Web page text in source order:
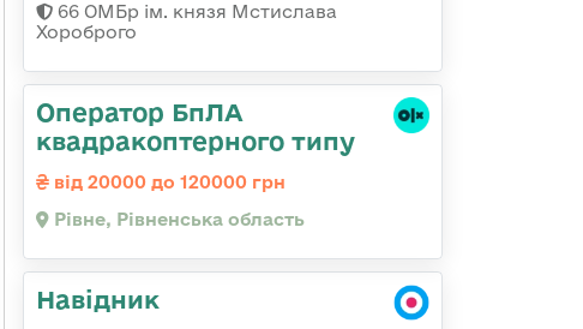
66 ОМБр ім. князя Мстислава
Хороброго
Оператор БпЛА
квадракоптерного типу
від 20000 до 120000 грн
Рівне, Рівненська область
Навідник